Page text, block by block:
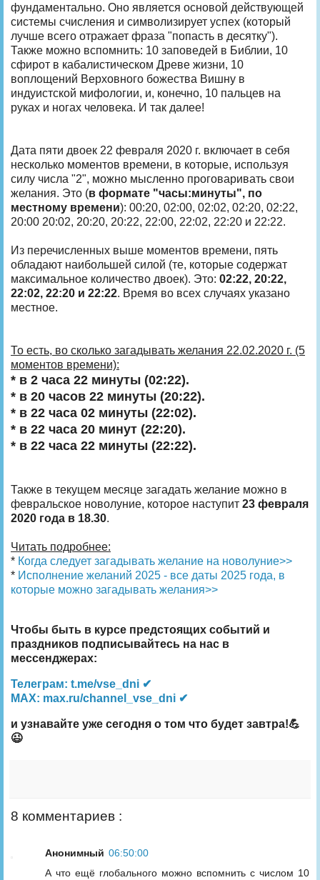
фундаментально. Оно является основой действующей
системы счисления и символизирует успех (который
лучше всего отражает фраза "попасть в десятку").
Также можно вспомнить: 10 заповедей в Библии, 10
сфирот в кабалистическом Древе жизни, 10
воплощений Верховного божества Вишну в
индуистской мифологии, и, конечно, 10 пальцев на
руках и ногах человека. И так далее!
Дата пяти двоек 22 февраля 2020 г. включает в себя
несколько моментов времени, в которые, используя
силу числа "2", можно мысленно проговаривать свои
желания. Это (в формате "часы:минуты", по
местному времени): 00:20, 02:00, 02:02, 02:20, 02:22,
20:00 20:02, 20:20, 20:22, 22:00, 22:02, 22:20 и 22:22.
Из перечисленных выше моментов времени, пять
обладают наибольшей силой (те, которые содержат
максимальное количество двоек). Это: 02:22, 20:22,
22:02, 22:20 и 22:22. Время во всех случаях указано
местное.
То есть, во сколько загадывать желания 22.02.2020 г. (5
моментов времени):
* в 2 часа 22 минуты (02:22).
* в 20 часов 22 минуты (20:22).
* в 22 часа 02 минуты (22:02).
* в 22 часа 20 минут (22:20).
* в 22 часа 22 минуты (22:22).
Также в текущем месяце загадать желание можно в
февральское новолуние, которое наступит 23 февраля
2020 года в 18.30.
Читать подробнее:
* Когда следует загадывать желание на новолуние>>
* Исполнение желаний 2025 - все даты 2025 года, в
которые можно загадывать желания>>
Чтобы быть в курсе предстоящих событий и
праздников подписывайтесь на нас в
мессенджерах:
Телеграм: t.me/vse_dni ✔
MAX: max.ru/channel_vse_dni ✔
и узнавайте уже сегодня о том что будет завтра!💪
😉
8 комментариев :
Анонимный 06:50:00
А что ещё глобального можно вспомнить с числом 10